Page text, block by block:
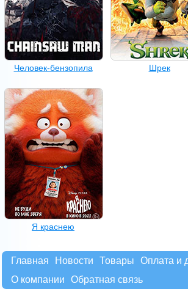
Человек-бензопила Шрек
Я краснею
Главная Новости Товары
Оплата и
О компании
Обратная связь